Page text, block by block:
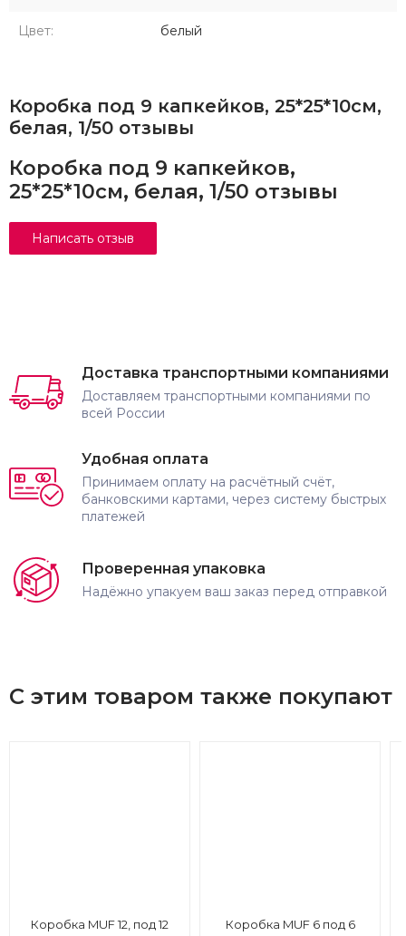
Цвет: белый
Коробка под 9 капкейков, 25*25*10см,
белая, 1/50 отзывы
Коробка под 9 капкейков,
25*25*10см, белая, 1/50 отзывы
Доставка транспортными компаниями
Доставляем транспортными компаниями по
всей России
Удобная оплата
Принимаем оплату на расчётный счёт,
банковскими картами, через систему быстрых
платежей
Проверенная упаковка
Надёжно упакуем ваш заказ перед отправкой
С этим товаром также покупают
Коробка MUF 12, под 12
Коробка MUF 6 под 6